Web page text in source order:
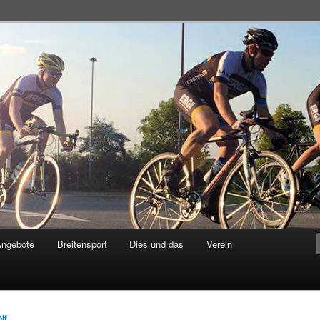
Breitensport Dies und das Verein